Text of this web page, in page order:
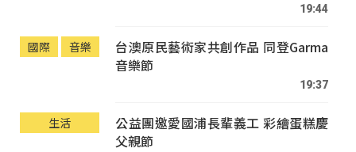
19:44
國際 音樂
台澳原民藝術家共創作品 同登Garma
音樂節
19:37
生活
公益團邀愛國浦長輩義工 彩繪蛋糕慶
父親節